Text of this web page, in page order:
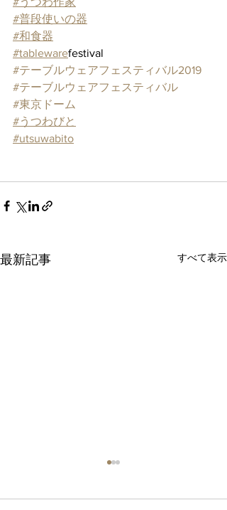
#普段使いの器
#和食器
#tablewarefestival
#テーブルウェアフェスティバル2019
#テーブルウェアフェスティバル
#東京ドーム
#うつわびと
#utsuwabito
最新記事 すべて表示